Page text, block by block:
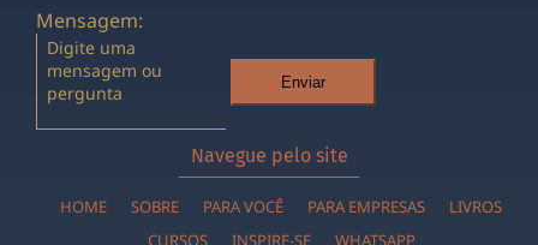
Mensagem:
Enviar
Navegue pelo site
HOME SOBRE PARA VOCÊ PARA EMPRESAS
LIVROS
CURSOS
INSPIRE-SE WHATSAPP